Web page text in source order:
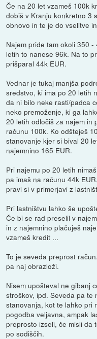
Če na 20 let vzameš 100k
dobiš v Kranju konkretno 3
obnovo in te je do vselitve
Najem pride tam okoli 350
letih to nanese 96k. Na to
prišparal 44k EUR.
Vednar je tukaj manjša
sredstvo, ki ima po 20 letih
da ni bilo neke rasti/padca
neko premoženje, ki ga
20 letih odločiš za najem in
računu 100k. Ko odšteješ
stanovanje kjer si bival 20
najemnino 165 EUR.
Pri najemu po 20 letih
pa imaš na računu 44k
pravi si v primerjavi z
Pri lastništvu lahko še
Če bi se rad preselil v
in z najemnino plačuješ
vzameš kredit ...
To je seveda preprost
pa naj obrazloži.
Nisem upošteval ne gibanj
stroškov, ipd. Seveda pa te
stanovanja, kot te lahko pri
pogodba veljavna, ampak
preprosto izseli, če misli da
po sodiščih.